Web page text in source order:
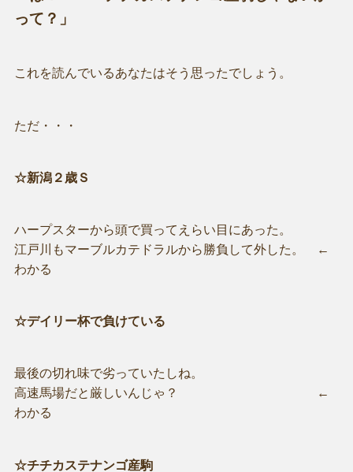
って？」
これを読んでいるあなたはそう思ったでしょう。
ただ・・・
☆新潟２歳Ｓ
ハープスターから頭で買ってえらい目にあった。
江戸川もマーブルカテドラルから勝負して外した。 ←
わかる
☆デイリー杯で負けている
最後の切れ味で劣っていたしね。
高速馬場だと厳しいんじゃ？ ←
わかる
☆チチカステナンゴ産駒